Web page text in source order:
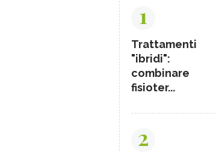
1
Trattamenti
"ibridi":
combinare
fisioter...
2